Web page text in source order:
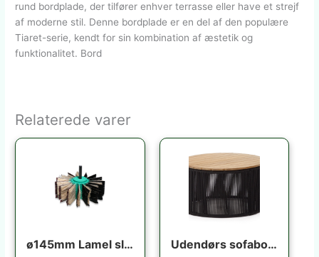
rund bordplade, der tilfører enhver terrasse eller have et strejf
af moderne stil. Denne bordplade er en del af den populære
Tiaret-serie, kendt for sin kombination af æstetik og
funktionalitet. Bord
Relaterede varer
ø145mm Lamel slibebørste til boremaskine Udendørs sofabord Kave Home Dandara rund Ø70 x H40 cm akacietræ og stål sort/beige